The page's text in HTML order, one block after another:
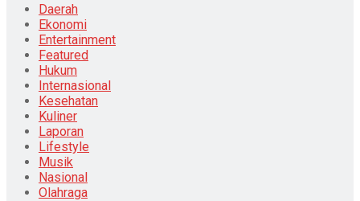
Daerah
Ekonomi
Entertainment
Featured
Hukum
Internasional
Kesehatan
Kuliner
Laporan
Lifestyle
Musik
Nasional
Olahraga